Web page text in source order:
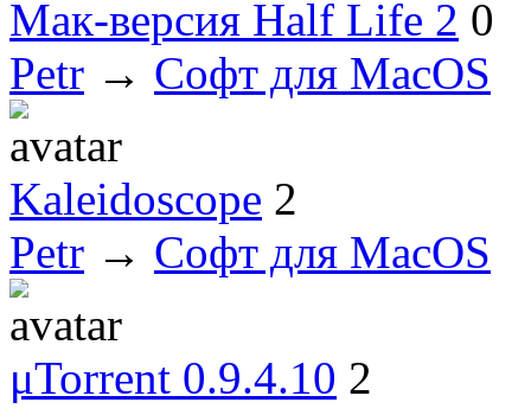
Мак-версия Half Life 2 0
Petr → Софт для MacOS
Kaleidoscope 2
Petr → Софт для MacOS
μTorrent 0.9.4.10 2